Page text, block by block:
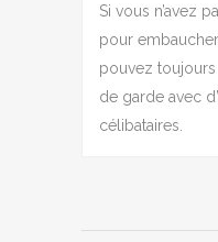
Si vous n’avez
pour
pouvez
de garde avec
célibataires.